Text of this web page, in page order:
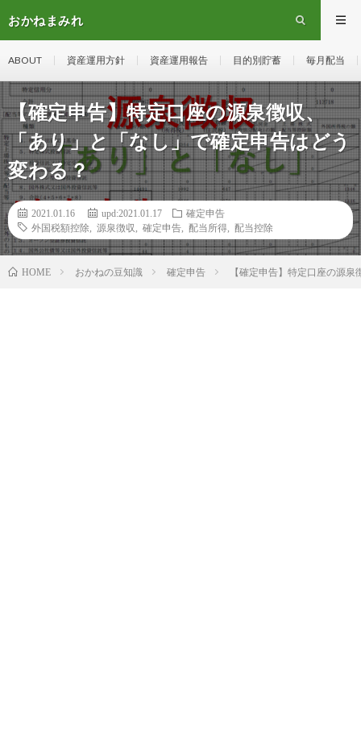
おかねまみれ
ABOUT 資産運用方針 資産運用報告 目的別貯蓄 毎月配当
【確定申告】特定口座の源泉徴収、
「あり」と「なし」で確定申告はどう
変わる？
2021.01.16 upd:2021.01.17
確定申告
外国税額控除
源泉徴収 確定申告 配当所得 配当控除
HOME おかねの豆知識 確定申告 【確定申告】特定口座の源